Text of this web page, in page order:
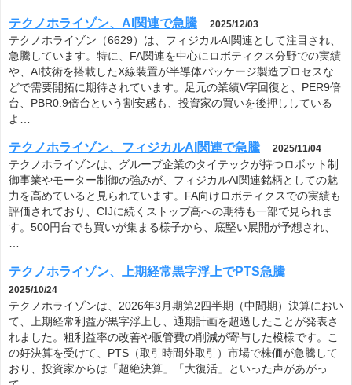
テクノホライゾン、AI関連で急騰 2025/12/03
テクノホライゾン（6629）は、フィジカルAI関連として注目され、
急騰しています。特に、FA関連を中心にロボティクス分野での実績
や、AI技術を搭載したX線装置が半導体パッケージ製造プロセスな
どで需要開拓に期待されています。足元の業績V字回復と、PER9倍
台、PBR0.9倍台という割安感も、投資家の買いを後押ししている
よ…
テクノホライゾン、フィジカルAI関連で急騰 2025/11/04
テクノホライゾンは、グループ企業のタイテックが持つロボット制
御事業やモーター制御の強みが、フィジカルAI関連銘柄としての魅
力を高めていると見られています。FA向けロボティクスでの実績も
評価されており、CIJに続くストップ高への期待も一部で見られま
す。500円台でも買いが集まる様子から、底堅い展開が予想され、
テクノホライゾン、上期経常黒字浮上でPTS急騰
2025/10/24
テクノホライゾンは、2026年3月期第2四半期（中間期）決算におい
て、上期経常利益が黒字浮上し、通期計画を超過したことが発表さ
れました。粗利益率の改善や販管費の削減が寄与した模様です。こ
の好決算を受けて、PTS（取引時間外取引）市場で株価が急騰して
おり、投資家からは「超絶決算」「大復活」といった声があがっ